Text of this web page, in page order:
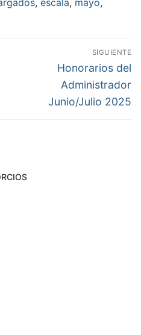
SIGUIENTE
Entrada
siguiente:
Honorarios del
Administrador
Junio/Julio 2025